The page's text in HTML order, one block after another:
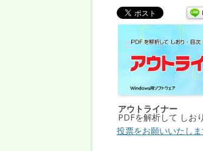
アウトライナー
PDFを解析して しお
投票をお願いいたし